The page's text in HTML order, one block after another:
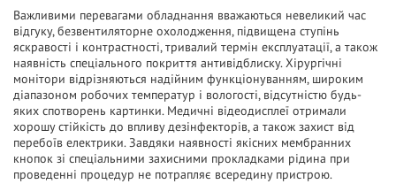
Важливими перевагами обладнання вважаються невеликий час
відгуку, безвентиляторне охолодження, підвищена ступінь
яскравості і контрастності, тривалий термін експлуатації, а також
наявність спеціального покриття антивідблиску. Хірургічні
монітори відрізняються надійним функціонуванням, широким
діапазоном робочих температур і вологості, відсутністю будь-
яких спотворень картинки. Медичні відеодисплеї отримали
хорошу стійкість до впливу дезінфекторів, а також захист від
перебоїв електрики. Завдяки наявності якісних мембранних
кнопок зі спеціальними захисними прокладками рідина при
проведенні процедур не потрапляє всередину пристрою.